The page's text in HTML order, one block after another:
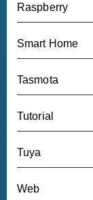
Raspberry
Smart Home
Tasmota
Tutorial
Tuya
Web